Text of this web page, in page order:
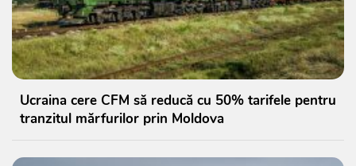
Ucraina cere CFM să reducă cu 50% tarifele pentru
tranzitul mărfurilor prin Moldova